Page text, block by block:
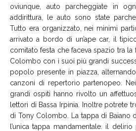
oviunque, auto parcheggiate in
addirittura, le auto sono state
Tutto era organizzato, nei minimi
arrivato a bordo di un’ape car, il
comitato festa che faceva spazio tra
Colombo con i suoi più grandi
popolo presente in piazza,
canzoni di repertorio partenopeo.
grandi ospiti hanno rivolto un
lettori di Bassa Irpinia. Inoltre potrete
di Tony Colombo. La tappa di Baiano
l’unica tappa mandamentale. il